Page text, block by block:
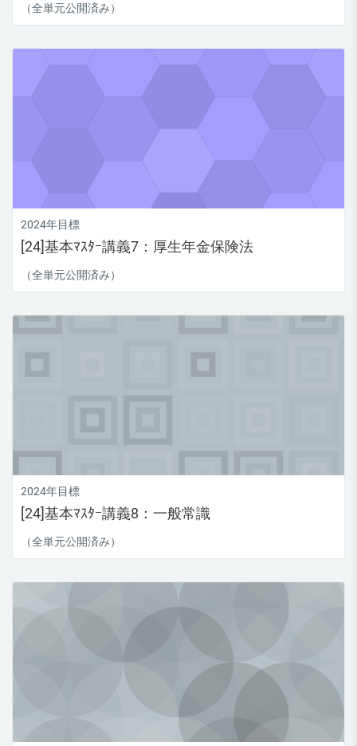
（全単元公開済み）
2024年目標
[24]基本ﾏｽﾀｰ講義7：厚生年金保険法
（全単元公開済み）
2024年目標
[24]基本ﾏｽﾀｰ講義8：一般常識
（全単元公開済み）